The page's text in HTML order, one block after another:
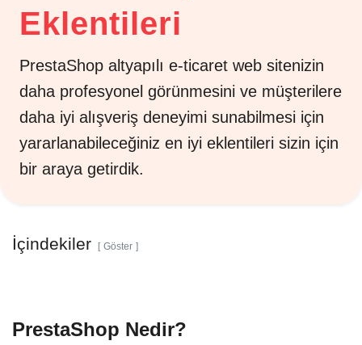
Eklentileri
PrestaShop altyapılı e-ticaret web sitenizin
daha profesyonel görünmesini ve müşterilere
daha iyi alışveriş deneyimi sunabilmesi için
yararlanabileceğiniz en iyi eklentileri sizin için
bir araya getirdik.
PrestaShop Nedir?
İçindekiler Göster